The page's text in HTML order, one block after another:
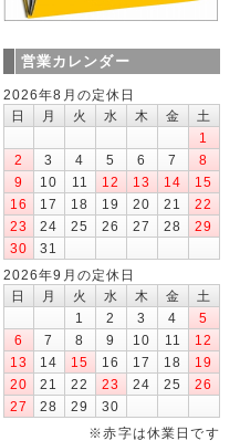
営業カレンダー
2026年8月の定休日
日
月 火 水 木 金
土
1
2
3 4 5 6 7
8
9
10 11 12 13 14
15
16
17 18 19 20 21
22
23
24 25 26 27 28
29
30
31
2026年9月の定休日
日
月 火 水 木 金
土
1
2 3 4
5
6
7 8 9 10 11
12
13
14 15 16 17 18
19
20
21 22 23 24 25
26
27
28 29
30
※赤字は休業日です